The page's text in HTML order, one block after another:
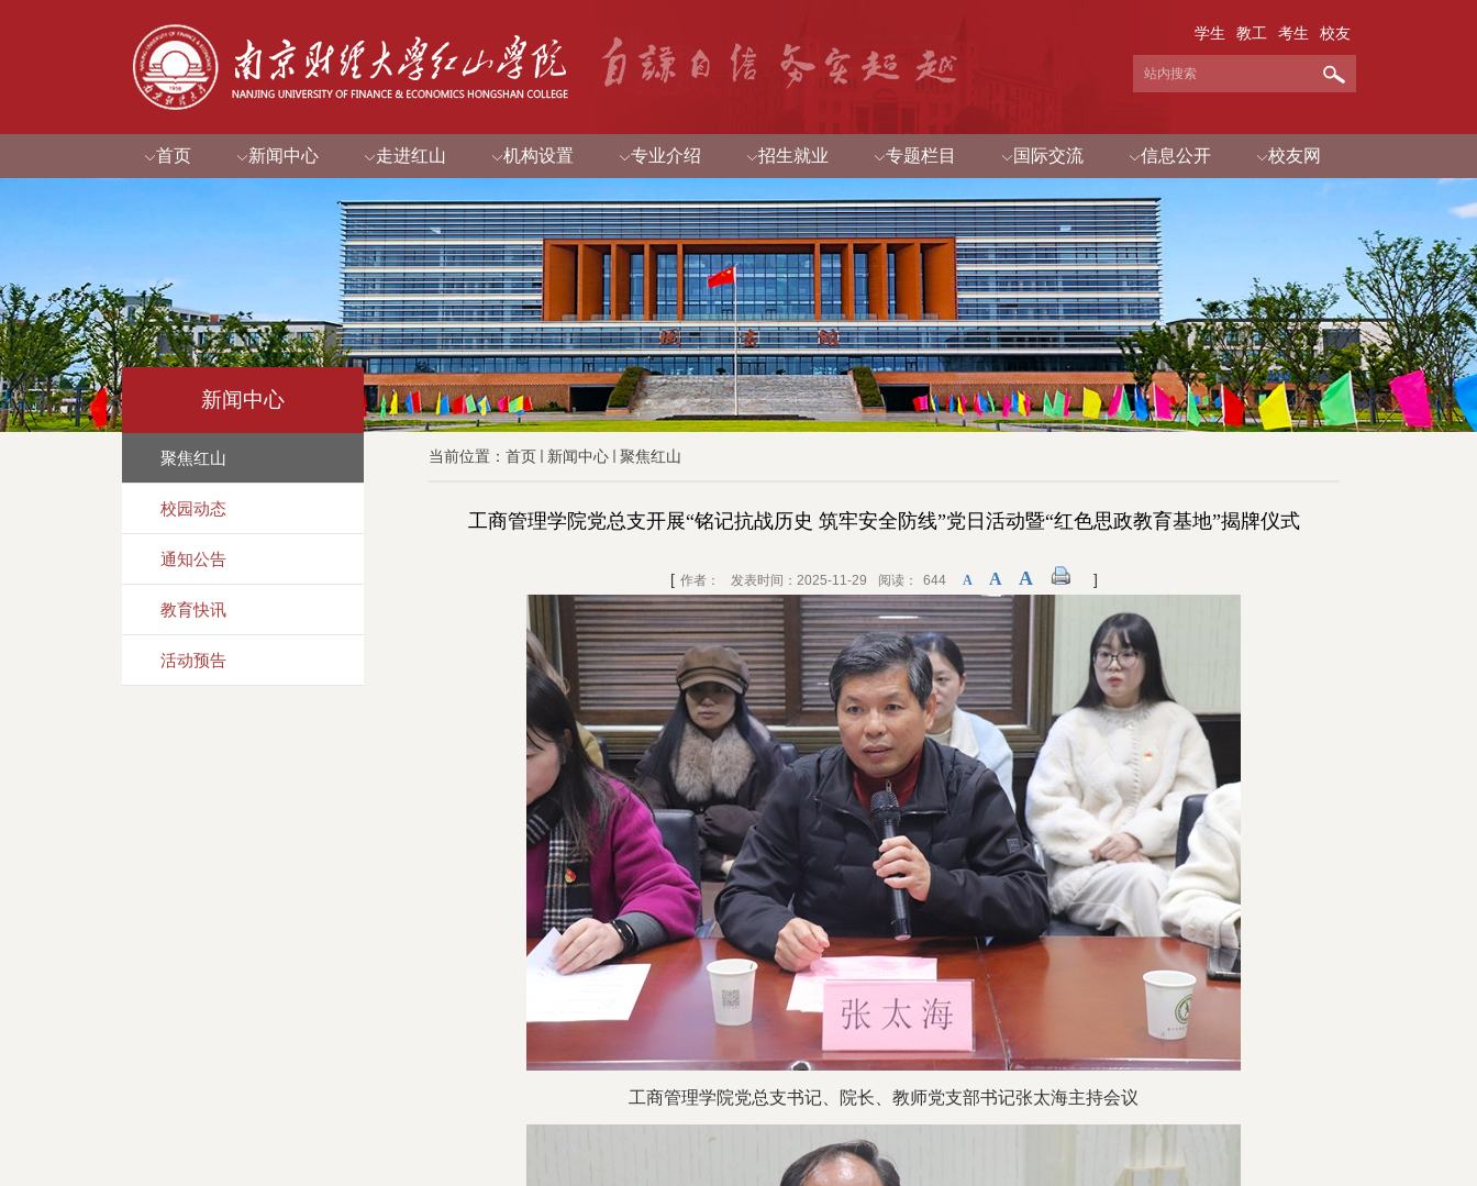
学生 教工 考生 校友
首页 新闻中心 走进红山 机构设置 专业介绍 招生就业 专题栏目 国际交流 信息公开 校友网
新闻中心
聚焦红山
校园动态
通知公告
教育快讯
活动预告
当前位置： 首页 新闻中心 聚焦红山
工商管理学院党总支开展“铭记抗战历史 筑牢安全防线”党日活动暨“红色思政教育基地”揭牌仪式
[ 作者： 发表时间：2025-11-29 阅读： 644 A A A ]
工商管理学院党总支书记、院长、教师党支部书记张太海主持会议